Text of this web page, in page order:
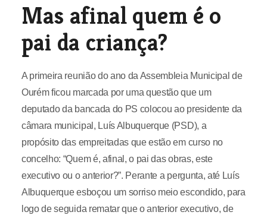
Mas afinal quem é o
pai da criança?
A primeira reunião do ano da Assembleia Municipal de
Ourém ficou marcada por uma questão que um
deputado da bancada do PS colocou ao presidente da
câmara municipal, Luís Albuquerque (PSD), a
propósito das empreitadas que estão em curso no
concelho: “Quem é, afinal, o pai das obras, este
executivo ou o anterior?”. Perante a pergunta, até Luís
Albuquerque esboçou um sorriso meio escondido, para
logo de seguida rematar que o anterior executivo, de